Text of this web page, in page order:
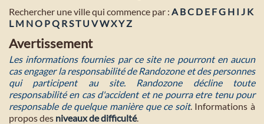
Rechercher une ville qui commence par : A BC D E FG H I J K
L M NO PQ RST U VWXYZ
Avertissement
Les informations fournies par ce site ne pourront en aucun
cas engager la responsabilité de Randozone et des personnes
qui participent au site. Randozone décline toute
responsabilité en cas d'accident et ne pourra etre tenu pour
responsable de quelque manière que ce soit. Informations à
propos des niveaux de difficulté.